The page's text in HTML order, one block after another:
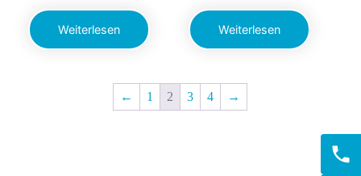
Weiterlesen Weiterlesen
← 1 2 3 4 →